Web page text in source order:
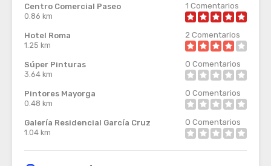
Centro Comercial Paseo
0.86 km
1 Comentarios
Hotel Roma
1.25 km
2Comentarios
Súper Pinturas
3.64 km
0 Comentarios
Pintores Mayorga
0.48 km
0 Comentarios
Galería Residencial García Cruz
1.04 km
0 Comentarios